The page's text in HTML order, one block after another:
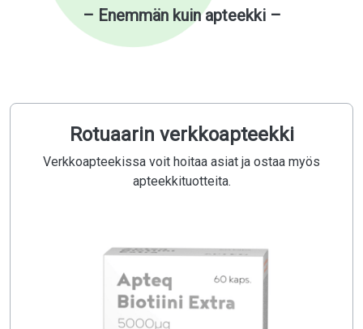
– Enemmän kuin apteekki –
Rotuaarin verkkoapteekki
Verkkoapteekissa voit hoitaa asiat ja ostaa myös
apteekkituotteita.